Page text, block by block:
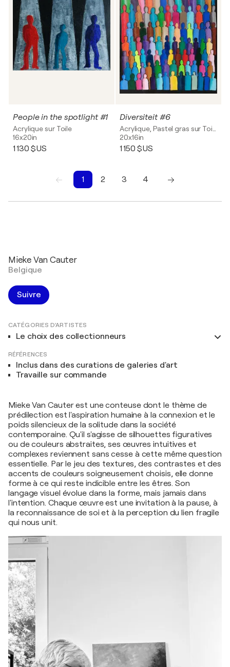
People in the spotlight #1
Acrylique sur Toile
16x20in
1 130 $US
Diversiteit #6
20x16in
1 150 $US
1 2 3
4
Mieke Van Cauter
Belgique
Suivre
CATÉGORIES D'ARTISTES
Le choix des collectionneurs
RÉFÉRENCES
Inclus dans des curations de galeries d'art
Travaille sur commande
Mieke Van Cauter est une conteuse dont le thème de
prédilection est l'aspiration humaine à la connexion et le
poids silencieux de la solitude dans la société
contemporaine. Qu'il s'agisse de silhouettes figuratives
ou de couleurs abstraites, ses œuvres intuitives et
complexes reviennent sans cesse à cette même question
essentielle. Par le jeu des textures, des contrastes et des
accents de couleurs soigneusement choisis, elle donne
forme à ce qui reste indicible entre les êtres. Son
langage visuel évolue dans la forme, mais jamais dans
l'intention. Chaque œuvre est une invitation à la pause, à
la reconnaissance de soi et à la perception du lien fragile
qui nous unit.